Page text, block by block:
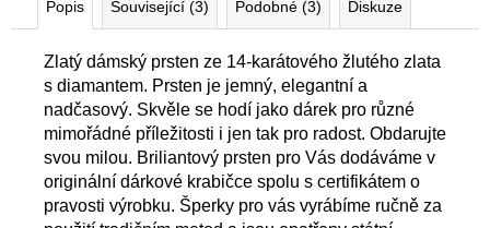
Popis Související (3) Podobné (3) Diskuze
Zlatý dámský prsten ze 14-karátového žlutého zlata
s diamantem. Prsten je jemný, elegantní a
nadčasový. Skvěle se hodí jako dárek pro různé
mimořádné příležitosti i jen tak pro radost. Obdarujte
svou milou. Briliantový prsten pro Vás dodáváme v
originální dárkové krabičce spolu s certifikátem o
pravosti výrobku. Šperky pro vás vyrábíme ručně za